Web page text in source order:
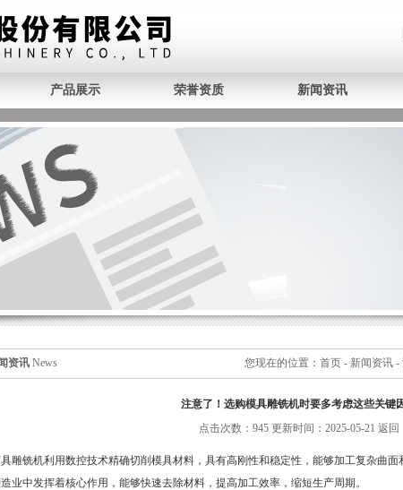
产品展示 荣誉资质 新闻资讯
资讯 News 您现在的位置： 首页 - 新闻资讯 -
注意了！选购模具雕铣机时要多考虑这些关键
点击次数：945 更新时间：2025-05-21 返回
铣机利用数控技术精确切削模具材料，具有高刚性和稳定性，能够加工复杂曲面
业中发挥着核心作用，能够快速去除材料，提高加工效率，缩短生产周期。